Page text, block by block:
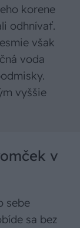
korene
odhnívať.
však
voda
vyššie
v
sebe
sa bez